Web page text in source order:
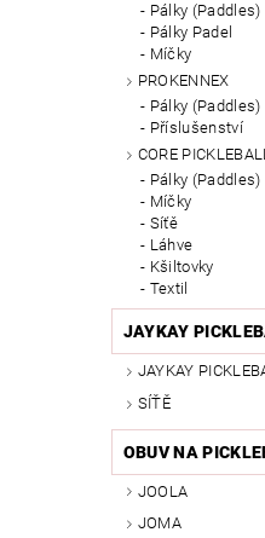
Pálky (Paddles)
Pálky Padel
Míčky
PROKENNEX
Pálky (Paddles)
Příslušenství
CORE
Pálky (Paddles)
Míčky
Síťě
Láhve
Kšiltovky
Textil
JAYKAY
JAYKAY
SÍŤĚ
OBUV NA
JOOLA
JOMA